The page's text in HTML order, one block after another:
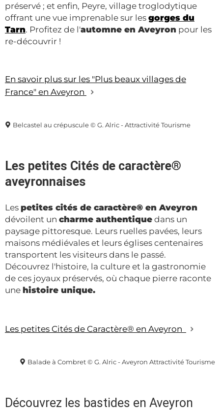
Belcastel au crépuscule © G. Alric - Attractivité Tourisme
préservé ; et enfin, Peyre, village troglodytique
offrant une vue imprenable sur les gorges du
Tarn. Profitez de l'automne en Aveyron pour les
re-découvrir !
En savoir plus sur les "Plus beaux villages de
France" en Aveyron
Les petites Cités de caractère®
aveyronnaises
Les petites cités de caractère® en Aveyron
dévoilent un charme authentique dans un
paysage pittoresque. Leurs ruelles pavées, leurs
maisons médiévales et leurs églises centenaires
transportent les visiteurs dans le passé.
Découvrez l'histoire, la culture et la gastronomie
de ces joyaux préservés, où chaque pierre raconte
une histoire unique.
Les petites Cités de Caractère® en Aveyron
Balade à Combret © G. Alric - Aveyron Attractivité Tourisme
Découvrez les bastides en Aveyron